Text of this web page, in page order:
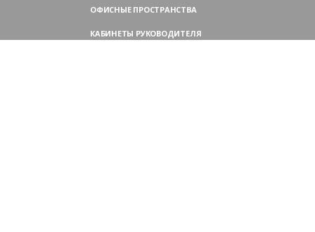
ОФИСНЫЕ ПРОСТРАНСТВА
КАБИНЕТЫ РУКОВОДИТЕЛЯ